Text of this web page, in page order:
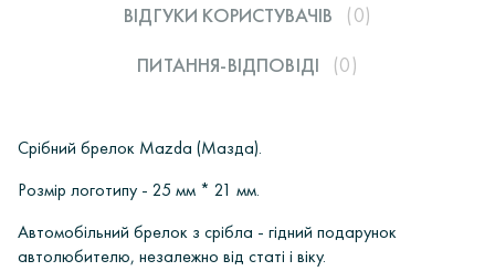
ВІДГУКИ КОРИСТУВАЧIВ
(0)
ПИТАННЯ-ВІДПОВІДІ
(0)
Срібний брелок Mazda (Мазда).
Розмір логотипу - 25 мм * 21 мм.
Автомобільний брелок з срібла - гідний подарунок
автолюбителю, незалежно від статі і віку.